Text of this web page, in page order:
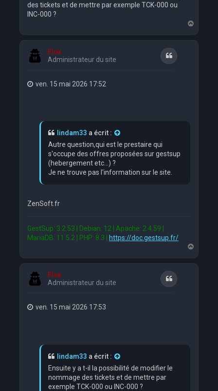
des tickets et de mettre par exemple TCK-000 ou
INC-000 ?
a
Flox
Administrateur du site
Citation
ven. 15 mai 2026 17:52
lindam33 a écrit :
Autre question,qui est le prestaire qui
s'occupe des offres proposées sur gestsup
(hebergement etc...) ?
Je ne trouve pas l'information sur le site.
ZenSoft.fr
GestSup: 3.2.53 | Debian: 12 | Apache: 2.4.59 |
MariaDB: 11.5.2 | PHP: 8.3 |
https://doc.gestsup.fr/
a
u
Flox
Administrateur du site
Citation
ven. 15 mai 2026 17:53
lindam33 a écrit :
Ensuite y a t-il la possibilité de modifier le
nommage des tickets et de mettre par
exemple TCK-000 ou INC-000 ?